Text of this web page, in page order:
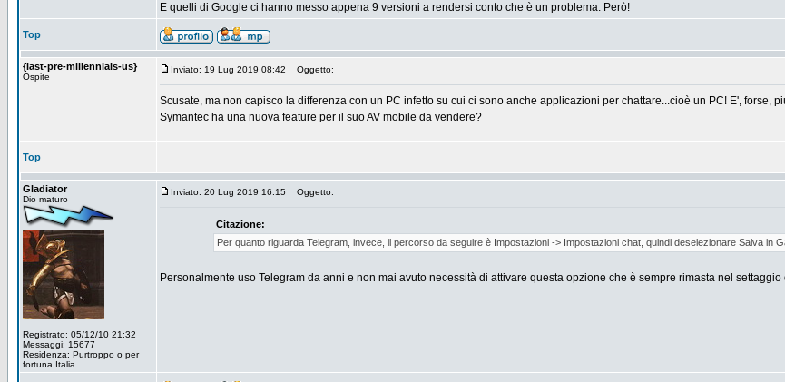
E quelli di Google ci hanno messo appena 9 versioni a rendersi conto che è un problema. Però!
Top
{last-pre-millennials-us}
Ospite
Inviato: 19 Lug 2019 08:42 Oggetto:
Scusate, ma non capisco la differenza con un PC infetto su cui ci sono anche applicazioni per chattare...cioè un PC! E', forse,
Symantec ha una nuova feature per il suo AV mobile da vendere?
Top
Gladiator
Dio maturo
Registrato: 05/12/10 21:32
Messaggi: 15677
Residenza: Purtroppo o per
fortuna Italia
Inviato: 20 Lug 2019 16:15 Oggetto:
Citazione:
Per quanto riguarda Telegram, invece, il percorso da seguire è Impostazioni -> Impostazioni chat, quindi deselezionare Salva in
Personalmente uso Telegram da anni e non mai avuto necessità di attivare questa opzione che è sempre rimasta nel